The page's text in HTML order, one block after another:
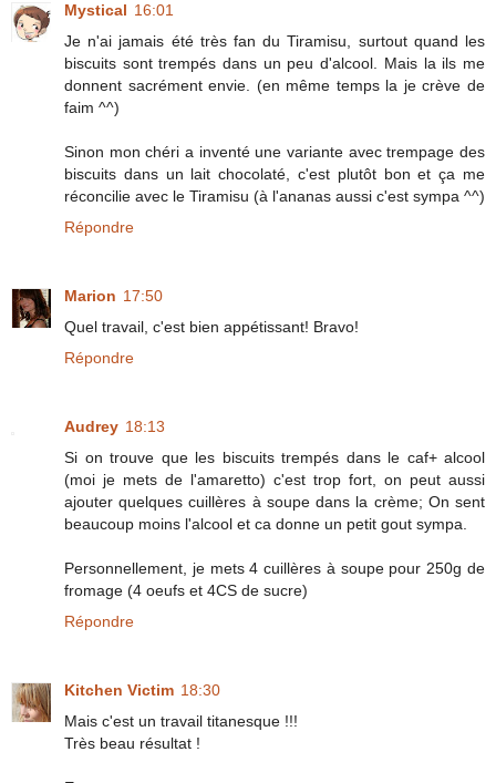
Mystical 16:01
Je n'ai jamais été très fan du Tiramisu, surtout quand les
biscuits sont trempés dans un peu d'alcool. Mais la ils me
donnent sacrément envie. (en même temps la je crève de
faim ^^)
Sinon mon chéri a inventé une variante avec trempage des
biscuits dans un lait chocolaté, c'est plutôt bon et ça me
réconcilie avec le Tiramisu (à l'ananas aussi c'est sympa ^^)
Répondre
Marion 17:50
Quel travail, c'est bien appétissant! Bravo!
Répondre
Audrey 18:13
Si on trouve que les biscuits trempés dans le caf+ alcool
(moi je mets de l'amaretto) c'est trop fort, on peut aussi
ajouter quelques cuillères à soupe dans la crème; On sent
beaucoup moins l'alcool et ca donne un petit gout sympa.
Personnellement, je mets 4 cuillères à soupe pour 250g de
fromage (4 oeufs et 4CS de sucre)
Répondre
Kitchen Victim 18:30
Mais c'est un travail titanesque !!!
Très beau résultat !